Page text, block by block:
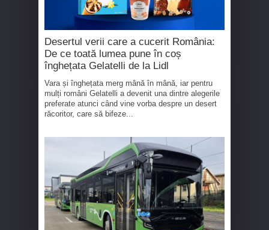
Desertul verii care a cucerit România:
De ce toată lumea pune în coș
înghețata Gelatelli de la Lidl
Vara și înghețata merg mână în mână, iar pentru
mulți români Gelatelli a devenit una dintre alegerile
preferate atunci când vine vorba despre un desert
răcoritor, care să bifeze...